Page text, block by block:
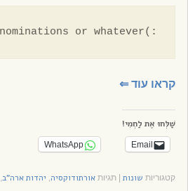
:)Disclaimer - It's Purim now, so the song  should be listened in a 'Purimish' mood:) I mean, no offence by other counties, states, denominations or whatever
קראו עוד⇐
שַׁלְּחוּ אֶת לַחְמִי!
Email
WhatsApp
קטגוריות שונות |תגיותאורתודוקסיה, יהדות ארה"ב,